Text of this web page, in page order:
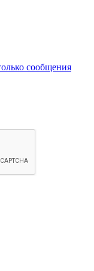
сообщения